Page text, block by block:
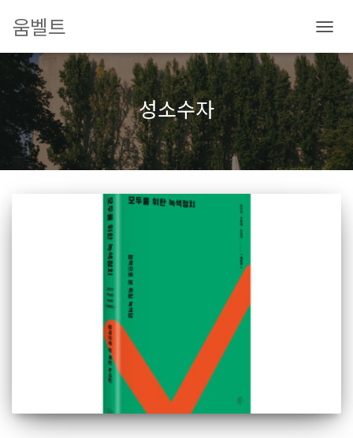
움벨트
비
게
이
션
토
글
성소수자